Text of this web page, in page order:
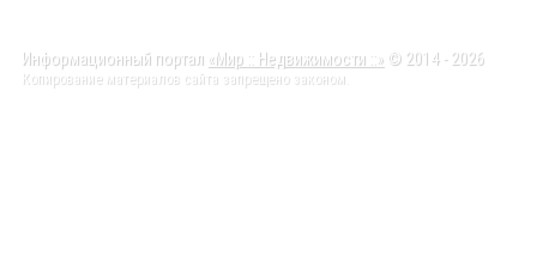
Информационный портал «Мир :: Недвижимости ::» © 2014 - 2026
Копирование материалов сайта запрещено законом.